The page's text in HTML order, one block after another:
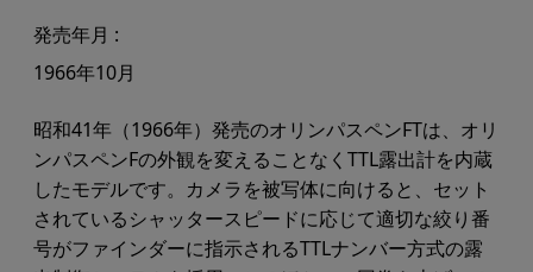
発売年月
1966年10月
昭和41年（1966年）発売のオリンパスペンFTは、オリ
ンパスペンFの外観を変えることなくTTL露出計を内蔵
したモデルです。カメラを被写体に向けると、セット
されているシャッタースピードに応じて適切な絞り番
号がファインダーに指示されるTTLナンバー方式の露